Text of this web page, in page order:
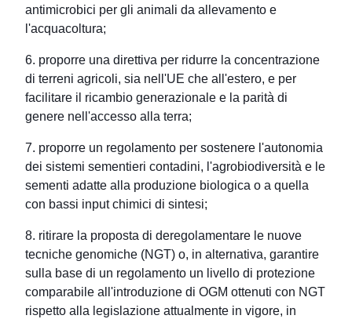
antimicrobici per gli animali da allevamento e
l'acquacoltura;
6. proporre una direttiva per ridurre la concentrazione
di terreni agricoli, sia nell'UE che all'estero, e per
facilitare il ricambio generazionale e la parità di
genere nell'accesso alla terra;
7. proporre un regolamento per sostenere l'autonomia
dei sistemi sementieri contadini, l'agrobiodiversità e le
sementi adatte alla produzione biologica o a quella
con bassi input chimici di sintesi;
8. ritirare la proposta di deregolamentare le nuove
tecniche genomiche (NGT) o, in alternativa, garantire
sulla base di un regolamento un livello di protezione
comparabile all'introduzione di OGM ottenuti con NGT
rispetto alla legislazione attualmente in vigore, in